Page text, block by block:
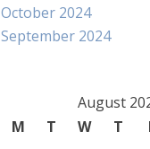
October 2024
September 2024
August
M
T W T